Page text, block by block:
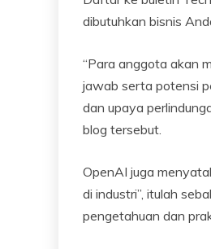
dibutuhkan bisnis
“Para anggota akan
jawab serta potensi
dan upaya
blog tersebut.
OpenAI juga
di industri”, itulah
pengetahuan dan